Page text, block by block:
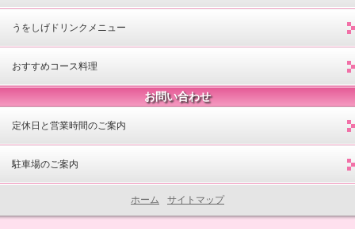
うをしげドリンクメニュー
おすすめコース料理
お問い合わせ
定休日と営業時間のご案内
駐車場のご案内
ホーム サイトマップ